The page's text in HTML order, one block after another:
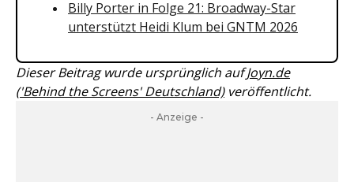
Billy Porter in Folge 21: Broadway-Star
unterstützt Heidi Klum bei GNTM 2026
Dieser Beitrag wurde ursprünglich aufJoyn.de
('Behind the Screens' Deutschland)veröffentlicht.
- Anzeige -